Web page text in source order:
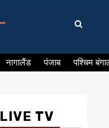
नागालैंड पंजाब पश्चिम
TV